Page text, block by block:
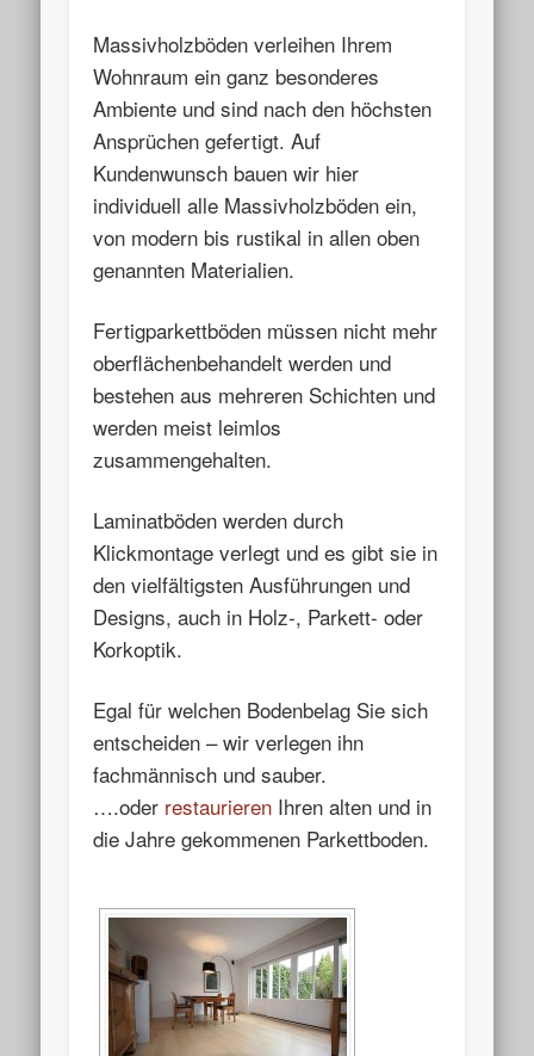
Massivholzböden verleihen Ihrem
Wohnraum ein ganz besonderes
Ambiente und sind nach den höchsten
Ansprüchen gefertigt. Auf
Kundenwunsch bauen wir hier
individuell alle Massivholzböden ein,
von modern bis rustikal in allen oben
genannten Materialien.
Fertigparkettböden müssen nicht mehr
oberflächenbehandelt werden und
bestehen aus mehreren Schichten und
werden meist leimlos
zusammengehalten.
Laminatböden werden durch
Klickmontage verlegt und es gibt sie in
den vielfältigsten Ausführungen und
Designs, auch in Holz-, Parkett- oder
Korkoptik.
Egal für welchen Bodenbelag Sie sich
entscheiden – wir verlegen ihn
fachmännisch und sauber.
….oder restaurieren Ihren alten und in
die Jahre gekommenen Parkettboden.